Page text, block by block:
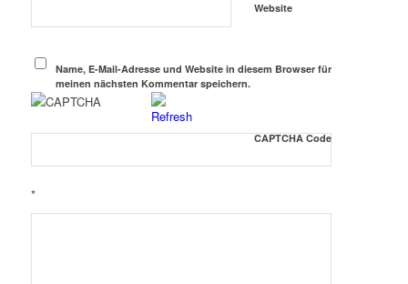
Website
Name, E-Mail-Adresse und Website in diesem Browser für
meinen nächsten Kommentar speichern.
CAPTCHA Code
*